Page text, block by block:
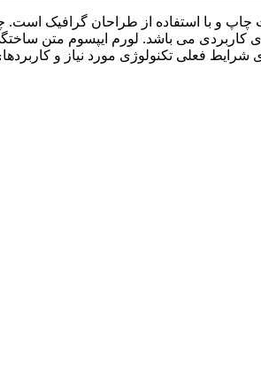
چاپ و با استفاده از طراحان گرافیک
کاربردی می باشد. لورم ایپسوم متن
فعلی تکنولوژی مورد نیاز و